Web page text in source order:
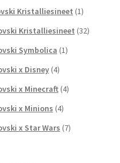
Kristalliesineet (1)
Kristalliesineet (32)
Symbolica (1)
x Disney (4)
x Minecraft (4)
x Minions (4)
x Star Wars (7)